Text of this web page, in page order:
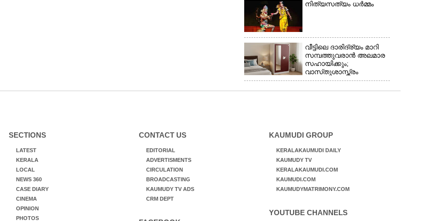
നിത്യസത്യം ധർമ്മം
വീട്ടിലെ ദാരിദ്ര്യം മാറി
സമ്പത്തുവരാൻ അലമാര
സഹായിക്കും;
വാസ്‌തുശാസ്ത്രം
പറയുന്നത് അനുസരിക്കാം
SECTIONS
LATEST
KERALA
LOCAL
NEWS 360
CASE DIARY
CINEMA
OPINION
PHOTOS
CONTACT US
EDITORIAL
ADVERTISMENTS
CIRCULATION
BROADCASTING
KAUMUDY TV ADS
CRM DEPT
KAUMUDI GROUP
KERALAKAUMUDI DAILY
KAUMUDY TV
KERALAKAUMUDI.COM
KAUMUDI.COM
KAUMUDYMATRIMONY.COM
YOUTUBE CHANNELS